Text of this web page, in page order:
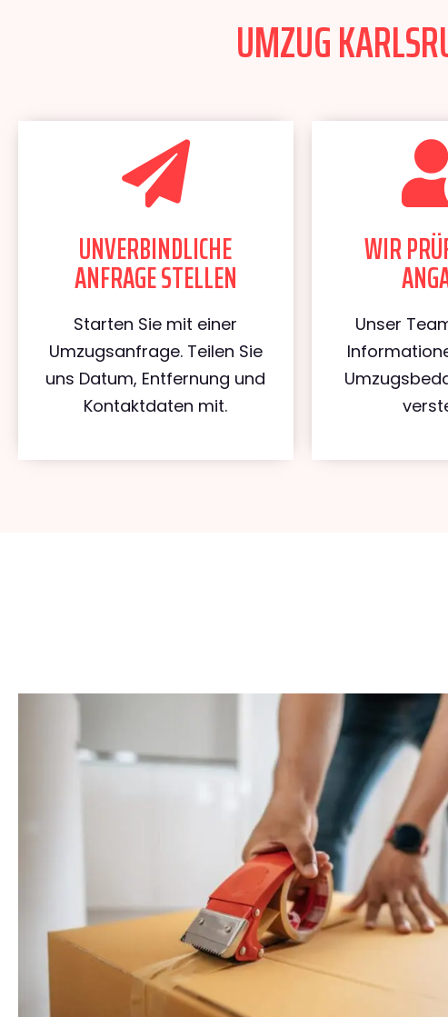
UMZUG
UNVERBINDLICHE
ANFRAGE STELLEN
Starten Sie mit einer
Umzugsanfrage. Teilen Sie
uns Datum, Entfernung und
Kontaktdaten mit.
WIR
Unser